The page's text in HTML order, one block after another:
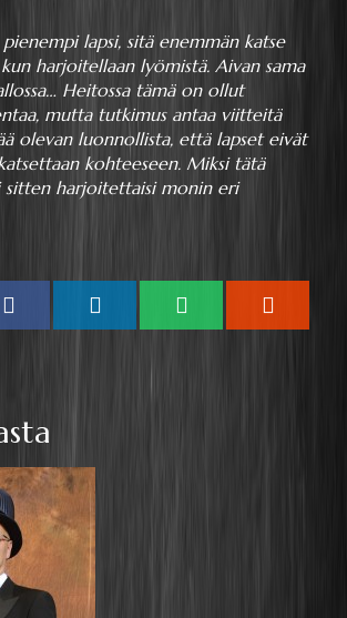
lapsi, sitä enemmän katse
harjoitellaan lyömistä. Aivan sama
Heitossa tämä on ollut
mutta tutkimus antaa viitteitä
olevan luonnollista, että lapset eivät
kohteeseen. Miksi tätä
sitten harjoitettaisi monin eri
Facebook LinkedIn WhatsApp